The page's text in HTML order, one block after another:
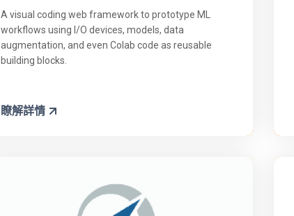
A visual coding web framework to prototype ML
workflows using I/O devices, models, data
augmentation, and even Colab code as reusable
building blocks.
瞭解詳情